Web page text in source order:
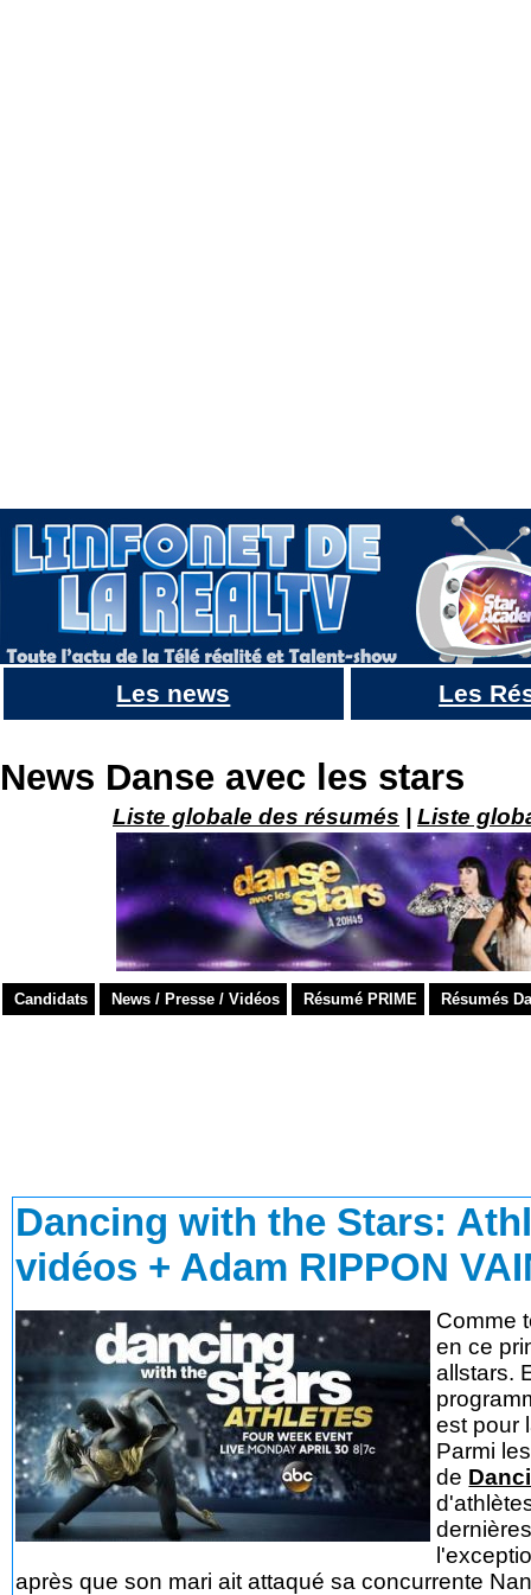
Les news Les
News Danse avec les stars
Liste globale des résumés Liste
Candidats News / Presse / Vidéos Résumé PRIME Résumés
Dancing with the Stars:
vidéos + Adam RIPPON
Comme
en ce
allstars.
est pour
Parmi
de
après que son mari ait attaqué sa concurrente